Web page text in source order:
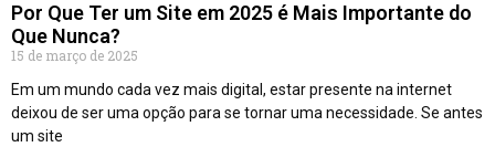
Por Que Ter um Site em 2025 é Mais Importante do
Que Nunca?
15 de março de 2025
Em um mundo cada vez mais digital, estar presente na internet
deixou de ser uma opção para se tornar uma necessidade. Se antes
um site